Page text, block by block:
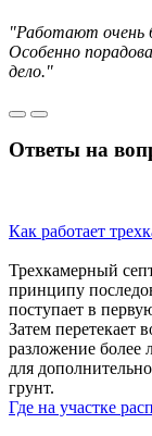
"Работают очень
Особенно
дело."
Ответы на
Как работает
Трехкамерный
принципу
поступает в
Затем перетекает
разложение более
для
грунт.
Где на участке